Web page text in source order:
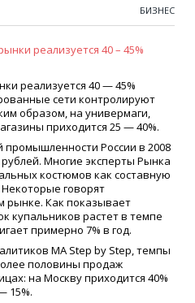
БИЗНЕС
реализуется 40 — 45%
сети контролируют
образом, на универмаги,
приходится 25 — 40%.
России в 2008
рублей. Многие эксперты Рынка
костюмов как составную
говорят
рынке. Как показывает
купальников растет в темпе
примерно 7% в год.
МА Step by Step, темпы
половины продаж
на Москву приходится 40%
15%.